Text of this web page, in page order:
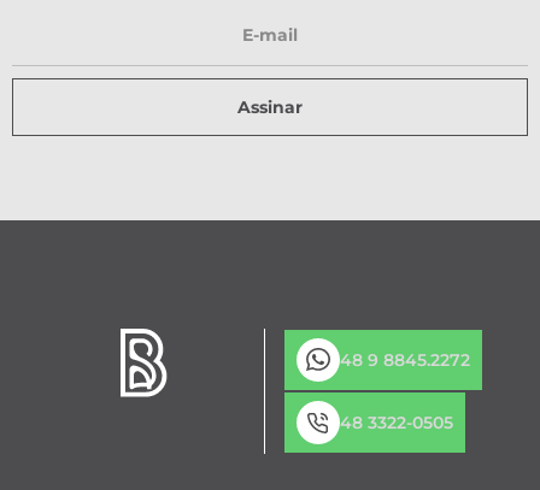
Assinar
48 9 8845.2272
48 3322-0505